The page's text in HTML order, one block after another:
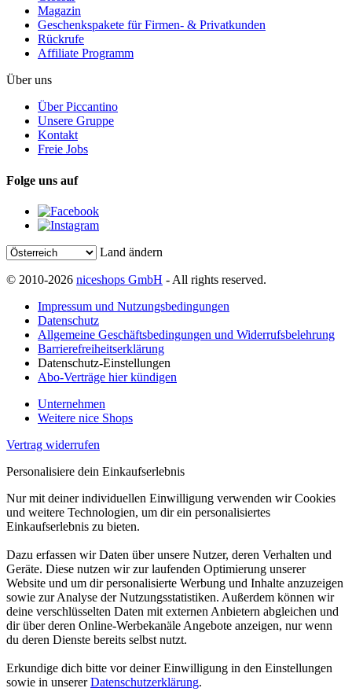
Magazin
Geschenkspakete für Firmen- & Privatkunden
Rückrufe
Affiliate Programm
Über uns
Über Piccantino
Unsere Gruppe
Kontakt
Freie Jobs
Folge uns auf
Land ändern
© 2010-2026 niceshops GmbH - All rights reserved.
Impressum und Nutzungsbedingungen
Datenschutz
Allgemeine Geschäftsbedingungen und Widerrufsbelehrung
Barrierefreiheitserklärung
Datenschutz-Einstellungen
Abo-Verträge hier kündigen
Unternehmen
Weitere nice Shops
Vertrag widerrufen
Personalisiere dein Einkaufserlebnis
Nur mit deiner individuellen Einwilligung verwenden wir Cookies
und weitere Technologien, um dir ein personalisiertes
Einkaufserlebnis zu bieten.
Dazu erfassen wir Daten über unsere Nutzer, deren Verhalten und
Geräte. Diese nutzen wir zur laufenden Optimierung unserer
Website und um dir personalisierte Werbung und Inhalte anzuzeigen
sowie zur Analyse der Nutzungsstatistiken. Außerdem können wir
deine verschlüsselten Daten mit externen Anbietern abgleichen und
dir über deren Online-Werbekanäle Angebote anzeigen, nur wenn
du deren Dienste bereits selbst nutzt.
Erkundige dich bitte vor deiner Einwilligung in den Einstellungen
sowie in unsererDatenschutzerklärung.